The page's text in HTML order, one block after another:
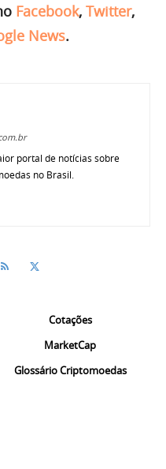
Facebook, Twitter,
News.
portal de notícias sobre
no Brasil.
Cotações
MarketCap
Glossário Criptomoedas